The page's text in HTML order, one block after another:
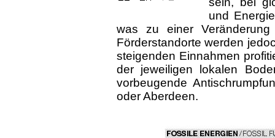
und
was zu einer
Förderstandorte werden
steigenden Einnahmen
der jeweiligen lokalen
vorbeugende
oder Aberdeen.